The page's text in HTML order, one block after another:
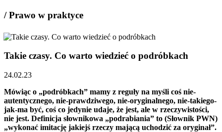
/ Prawo w praktyce
Takie czasy. Co warto wiedzieć o podróbkach
24.02.23
Mówiąc o „podróbkach” mamy z reguły na myśli coś nie-
autentycznego, nie-prawdziwego, nie-oryginalnego, nie-takiego-
jak-ma być, coś co jedynie udaje, że jest, ale w rzeczywistości,
nie jest. Definicja słownikowa „podrabiania” to (Słownik PWN)
„wykonać imitację jakiejś rzeczy mającą uchodzić za oryginał”.